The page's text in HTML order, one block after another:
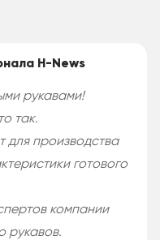
H-News
рукавами!
так.
для производства
готового
компании
рукавов.